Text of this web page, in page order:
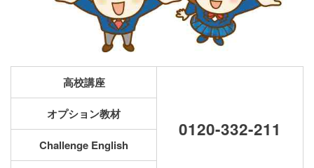
高校講座
0120-332-211
オプション教材
Challenge English